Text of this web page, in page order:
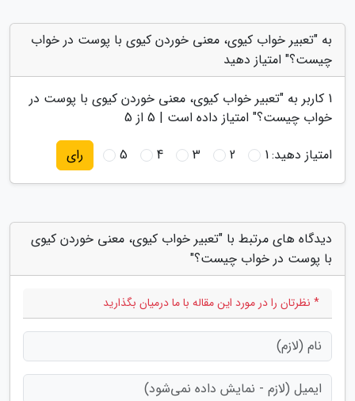
به "تعبیر خواب کیوی، معنی خوردن کیوی با پوست در خواب
چیست؟" امتیاز دهید
1 کاربر به "تعبیر خواب کیوی، معنی خوردن کیوی با پوست در
خواب چیست؟" امتیاز داده است | 5 از 5
امتیاز دهید:1
2
3
4
5 رای
دیدگاه های مرتبط با "تعبیر خواب کیوی، معنی خوردن کیوی
با پوست در خواب چیست؟"
* نظرتان را در مورد این مقاله با ما درمیان بگذارید